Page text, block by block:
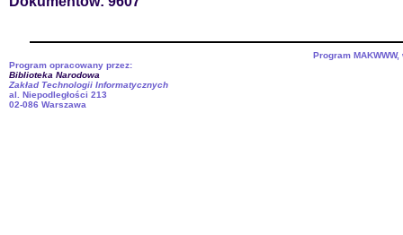
Program
Program opracowany przez:
Biblioteka Narodowa
Zakład Technologii Informatycznych
al. Niepodległości 213
02-086 Warszawa